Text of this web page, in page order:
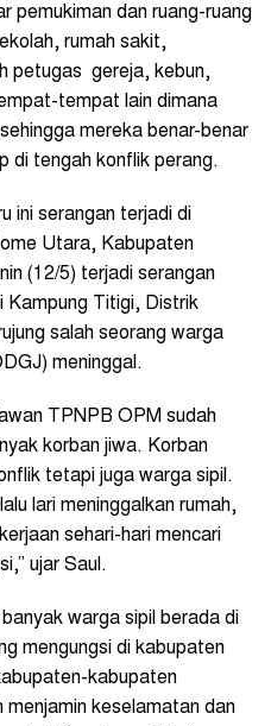
pemukiman dan ruang-ruang
rumah sakit,
petugas gereja, kebun,
tempat lain dimana
mereka benar-benar
di tengah konflik perang.
ini serangan terjadi di
Utara, Kabupaten
(12/5) terjadi serangan
Kampung Titigi, Distrik
salah seorang warga
meninggal.
TPNPB OPM sudah
korban jiwa. Korban
tetapi juga warga sipil.
lari meninggalkan rumah,
sehari-hari mencari
ujar Saul.
warga sipil berada di
mengungsi di kabupaten
kabupaten
keselamatan dan